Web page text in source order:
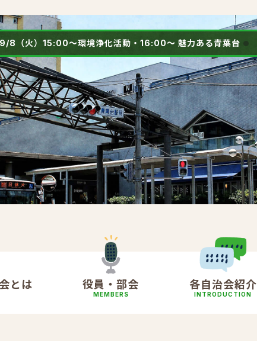
9/8（火）15:00～環境浄化活動・16:00～ 魅力ある青葉台
とは 役員・部会
MEMBERS
各自治会紹介
INTRODUCTION